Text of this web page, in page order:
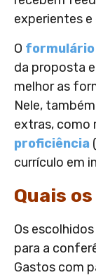
experientes e
O
da proposta
melhor as
Nele,
extras, como
proficiência
currículo em
Quais
Os
para a
Gastos com